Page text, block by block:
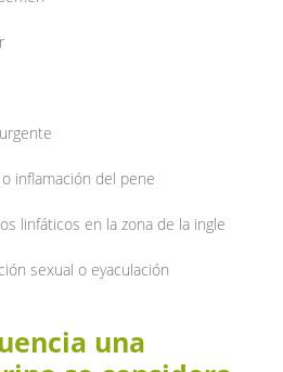
inflamación del pene
linfáticos en la zona de la ingle
sexual o eyaculación
una